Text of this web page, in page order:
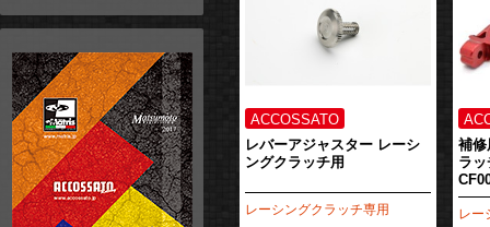
レバーアジャスター レーシ
ングクラッチ用
レーシングクラッチ専用
補修
ラ
レ